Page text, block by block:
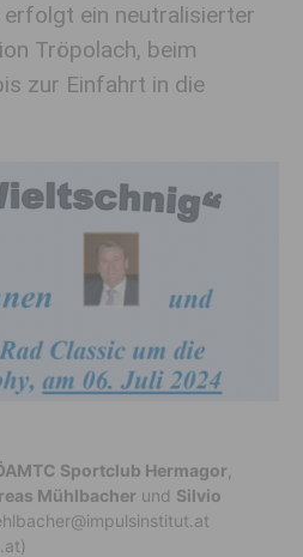
ein neutralisierter
Tröpolach, beim
zur Einfahrt in die
Sportclub Hermagor
Mühlbacher und Silvio